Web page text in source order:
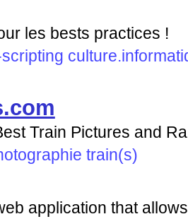
les bests practices !
Train Pictures and
train(s)
application that